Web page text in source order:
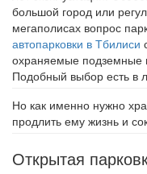
большой город или
мегаполисах вопрос
автопарковки в Тбилиси
охраняемые подземные
Подобный выбор есть в
Но как именно нужно
продлить ему жизнь и
Открытая